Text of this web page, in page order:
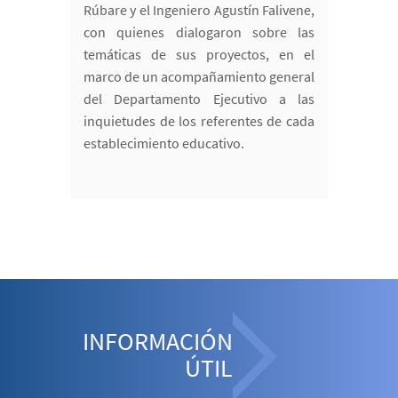
Rúbare y el Ingeniero Agustín Falivene,
con quienes dialogaron sobre las
temáticas de sus proyectos, en el
marco de un acompañamiento general
del Departamento Ejecutivo a las
inquietudes de los referentes de cada
establecimiento educativo.
INFORMACIÓN
ÚTIL